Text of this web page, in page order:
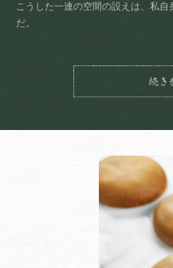
こうした一連の空間の設えは、私
だ。
家々の間をまっすぐに通る、木の
そこにジャングルジムやブランコが
同じく京都出身の指揮者・佐渡裕
「小山君の発想の原点は？」
今、私自身のものづくりの原点とな